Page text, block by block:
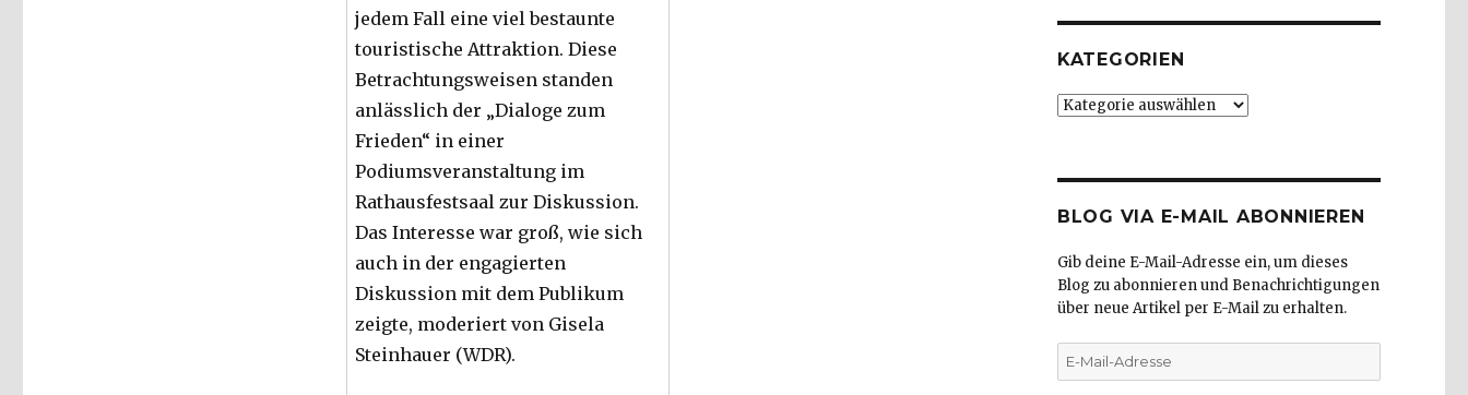
jedem Fall eine viel bestaunte
touristische Attraktion. Diese
Betrachtungsweisen standen
anlässlich der „Dialoge zum
Frieden“ in einer
Podiumsveranstaltung im
Rathausfestsaal zur Diskussion.
Das Interesse war groß, wie sich
auch in der engagierten
Diskussion mit dem Publikum
zeigte, moderiert von Gisela
Steinhauer (WDR).
KATEGORIEN
Kategorien
BLOG VIA E-MAIL ABONNIEREN
Gib deine E-Mail-Adresse ein, um dieses
Blog zu abonnieren und Benachrichtigungen
über neue Artikel per E-Mail zu erhalten.
E-
Mail-